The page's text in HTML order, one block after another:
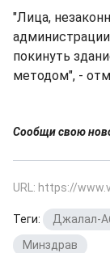
"Лица,
покинуть
методом", -
Сообщи свою
URL: https://
Теги: Джалал-
Минздрав